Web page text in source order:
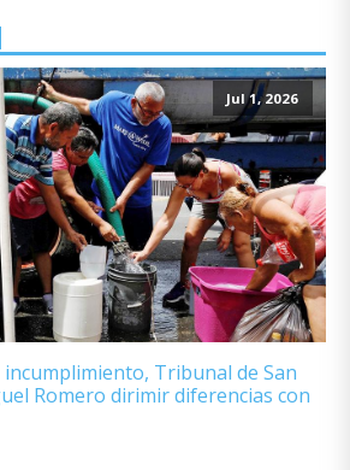
Jul 1, 2026
Tribunal de San
Romero dirimir diferencias con